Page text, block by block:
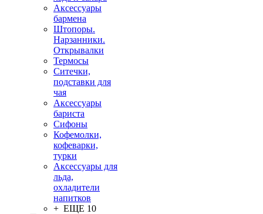
Аксессуары
бармена
Штопоры.
Нарзанники.
Открывалки
Термосы
Ситечки,
подставки для
чая
Аксессуары
бариста
Сифоны
Кофемолки,
кофеварки,
турки
Аксессуары для
льда,
охладители
напитков
+ ЕЩЕ 10